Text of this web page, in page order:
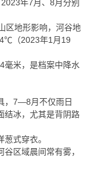
年7月、8月分别
区地形影响，河谷地
（2023年1月19
毫米，是档案中降水
，7—8月不仅雨日
结冰，尤其是背阴路
式穿衣。
区域晨间常有雾，